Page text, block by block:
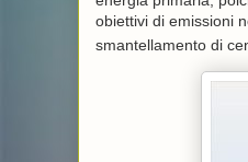
obiettivi di emissioni
smantellamento di